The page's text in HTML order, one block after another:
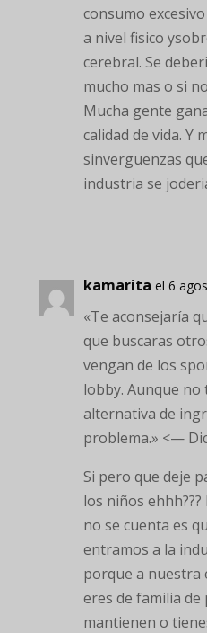
consumo
a nivel fisico
cerebral. Se
mucho mas o si
Mucha gente
calidad de vida. Y
sinverguenzas
industria se
kamarita el 6
«Te aconsejaría
que buscaras
vengan de los
lobby. Aunque
alternativa de
problema.» <—
Si pero que deje
los niños
no se cuenta es
entramos a la
porque a nuestra
eres de familia de
mantienen o